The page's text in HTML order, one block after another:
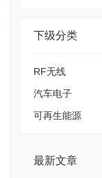
下级分类
RF无线
汽车电子
可再生能源
最新文章